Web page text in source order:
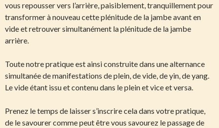
vous repousser vers l’arrière, paisiblement, tranquillement pour
transformer à nouveau cette plénitude de la jambe avant en
vide et retrouver simultanément la plénitude de la jambe
arrière.
Toute notre pratique est ainsi construite dans une alternance
simultanée de manifestations de plein, de vide, de yin, de yang.
Le vide étant issu et contenu dans le plein et vice et versa.
Prenez le temps de laisser s’inscrire cela dans votre pratique,
de le savourer comme peut être vous savourez le passage de